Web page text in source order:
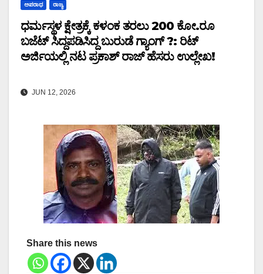
ಅಪರಾಧ ರಾಜ್ಯ
ಧರ್ಮಸ್ಥಳ ಕ್ಷೇತ್ರಕ್ಕೆ ಕಳಂಕ ತರಲು 200 ಕೋ.ರೂ
ಬಜೆಟ್ ಸಿದ್ದಪಡಿಸಿದ್ದ ಬುರುಡೆ ಗ್ಯಾಂಗ್ ?: ರಿಟ್
ಅರ್ಜಿಯಲ್ಲಿ ನಟ ಪ್ರಕಾಶ್ ರಾಜ್ ಹೆಸರು ಉಲ್ಲೇಖ!
JUN 12, 2026
Share this news